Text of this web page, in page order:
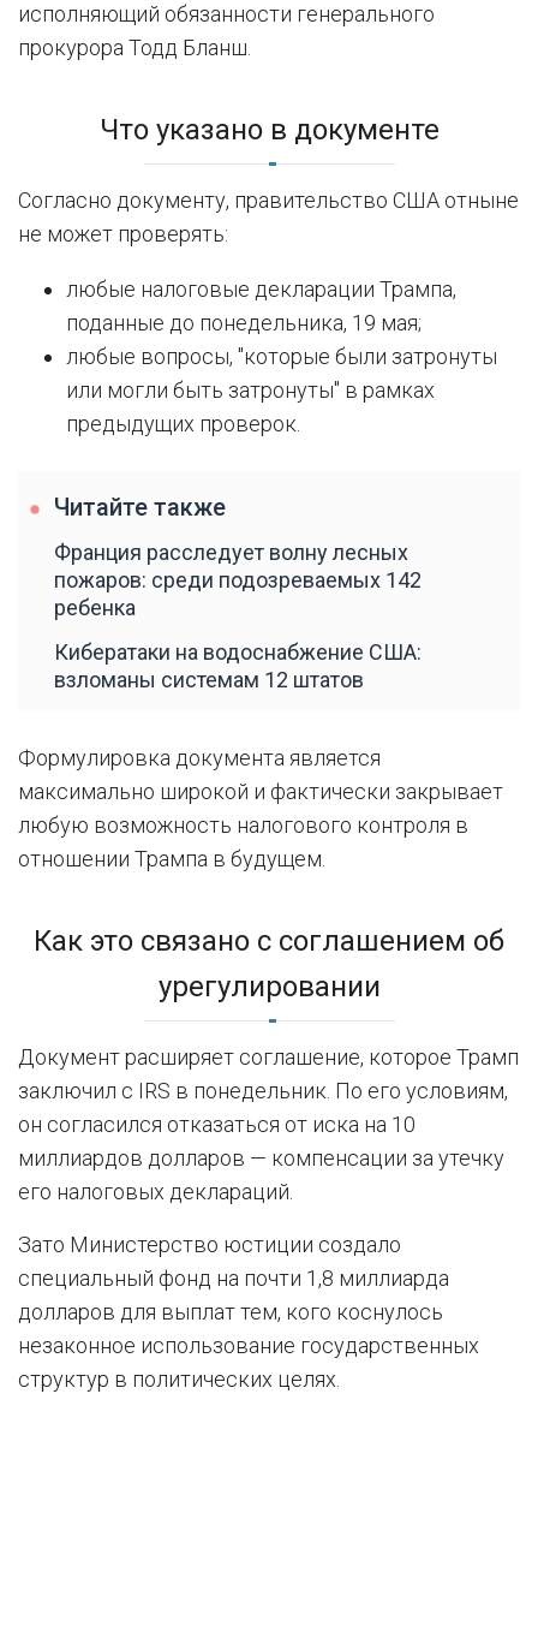
исполняющий обязанности генерального
прокурора Тодд Бланш.
Что указано в документе
Согласно документу, правительство США отныне
не может проверять:
любые налоговые декларации Трампа,
поданные до понедельника, 19 мая;
любые вопросы, "которые были затронуты
или могли быть затронуты" в рамках
предыдущих проверок.
Читайте также
Франция расследует волну лесных
пожаров: среди подозреваемых 142
ребенка
Кибератаки на водоснабжение США:
взломаны системам 12 штатов
Формулировка документа является
максимально широкой и фактически закрывает
любую возможность налогового контроля в
отношении Трампа в будущем.
Как это связано с соглашением об
урегулировании
Документ расширяет соглашение, которое Трамп
заключил с IRS в понедельник. По его условиям,
он согласился отказаться от иска на 10
миллиардов долларов — компенсации за утечку
его налоговых деклараций.
Зато Министерство юстиции создало
специальный фонд на почти 1,8 миллиарда
долларов для выплат тем, кого коснулось
незаконное использование государственных
структур в политических целях.